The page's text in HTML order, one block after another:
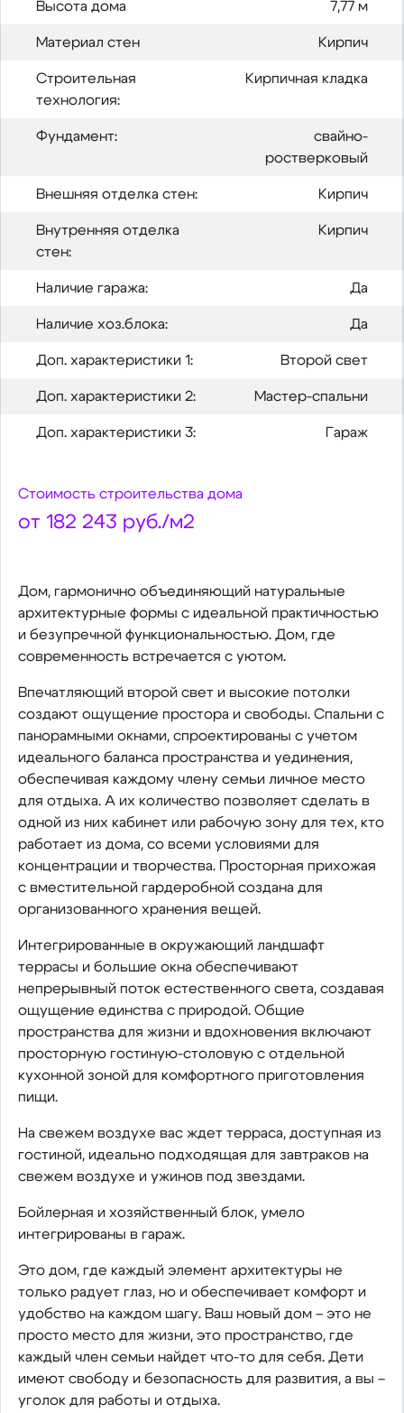
Высота дома 7,77 м
Материал стен Кирпич
Строительная
технология:
Кирпичная кладка
Фундамент:
свайно-
ростверковый
Внешняя отделка стен: Кирпич
Внутренняя отделка
стен:
Кирпич
Наличие гаража: Да
Наличие хоз.блока: Да
Доп. характеристики 1: Второй свет
Доп. характеристики 2: Мастер-спальни
Доп. характеристики 3: Гараж
Стоимость строительства дома
от 182 243 руб./м2
Дом, гармонично объединяющий натуральные
архитектурные формы с идеальной практичностью
и безупречной функциональностью. Дом, где
современность встречается с уютом.
Впечатляющий второй свет и высокие потолки
создают ощущение простора и свободы. Спальни с
панорамными окнами, спроектированы с учетом
идеального баланса пространства и уединения,
обеспечивая каждому члену семьи личное место
для отдыха. А их количество позволяет сделать в
одной из них кабинет или рабочую зону для тех, кто
работает из дома, со всеми условиями для
концентрации и творчества. Просторная прихожая
с вместительной гардеробной создана для
организованного хранения вещей.
Интегрированные в окружающий ландшафт
террасы и большие окна обеспечивают
непрерывный поток естественного света, создавая
ощущение единства с природой. Общие
пространства для жизни и вдохновения включают
просторную гостиную-столовую с отдельной
кухонной зоной для комфортного приготовления
пищи.
На свежем воздухе вас ждет терраса, доступная из
гостиной, идеально подходящая для завтраков на
свежем воздухе и ужинов под звездами.
Бойлерная и хозяйственный блок, умело
интегрированы в гараж.
Это дом, где каждый элемент архитектуры не
только радует глаз, но и обеспечивает комфорт и
удобство на каждом шагу. Ваш новый дом – это не
просто место для жизни, это пространство, где
каждый член семьи найдет что-то для себя. Дети
имеют свободу и безопасность для развития, а вы –
уголок для работы и отдыха.